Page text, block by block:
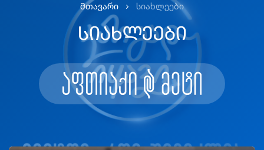
მთავარი სიახლეები
სიახლეები